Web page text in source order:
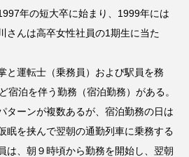
年の短大卒に始まり、1999年には
さんは高卒女性社員の1期生に当た
と運転士（乗務員）および駅員を務
宿泊を伴う勤務（宿泊勤務）がある。
ターンが複数あるが、宿泊勤務の日は
眠を挟んで翌朝の通勤列車に乗務する
は、朝９時頃から勤務を開始し、翌朝